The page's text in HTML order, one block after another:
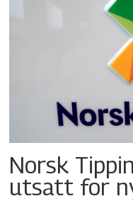
Norsk
utsatt for